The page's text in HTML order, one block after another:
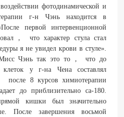
фотодинамической и
г-н Чэнь находится в
первой интервенционной
， что характер стула стал
я не увидел крови в стуле».
Чэнь так это то， что до
клеток у г-на Чена составлял
после 8 курсов химиотерапии
до приблизительно ca-180.
кишки был значительно
завершения восьмой